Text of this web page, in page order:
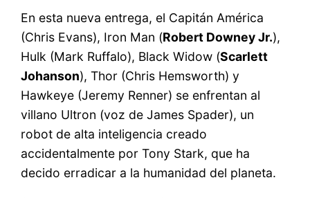
En esta nueva entrega, el Capitán América
(Chris Evans), Iron Man (Robert Downey Jr.),
Hulk (Mark Ruffalo), Black Widow (Scarlett
Johanson), Thor (Chris Hemsworth) y
Hawkeye (Jeremy Renner) se enfrentan al
villano Ultron (voz de James Spader), un
robot de alta inteligencia creado
accidentalmente por Tony Stark, que ha
decido erradicar a la humanidad del planeta.